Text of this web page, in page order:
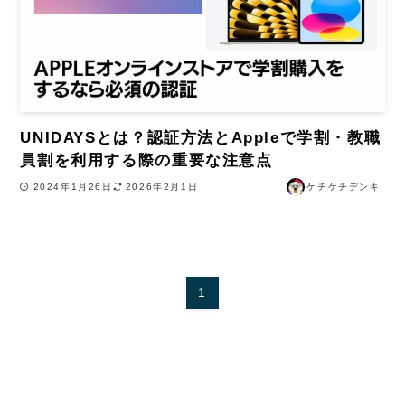
UNIDAYSとは？認証方法とAppleで学割・教職
員割を利用する際の重要な注意点
2024年1月26日 2026年2月1日 ケチケチデンキ
1